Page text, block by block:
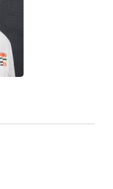
Solofra